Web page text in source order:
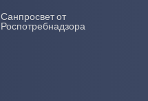
Санпросвет от
Роспотребнадзора